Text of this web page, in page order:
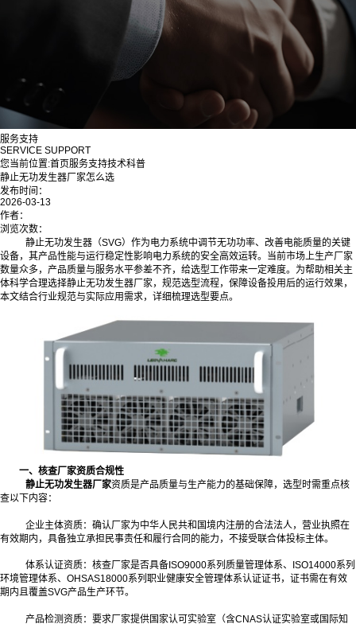
服务支持
SERVICE SUPPORT
您当前位置:首页服务支持技术科普
静止无功发生器厂家怎么选
发布时间：
2026-03-13
作者：
浏览次数：
静止无功发生器（SVG）作为电力系统中调节无功功率、改善电能质量的关键
设备，其产品性能与运行稳定性影响电力系统的安全高效运转。当前市场上生产厂家
数量众多，产品质量与服务水平参差不齐，给选型工作带来一定难度。为帮助相关主
体科学合理选择静止无功发生器厂家，规范选型流程，保障设备投用后的运行效果，
本文结合行业规范与实际应用需求，详细梳理选型要点。
一、核查厂家资质合规性
静止无功发生器厂家资质是产品质量与生产能力的基础保障，选型时需重点核
查以下内容：
企业主体资质：确认厂家为中华人民共和国境内注册的合法法人，营业执照在
有效期内，具备独立承担民事责任和履行合同的能力，不接受联合体投标主体。
体系认证资质：核查厂家是否具备ISO9000系列质量管理体系、ISO14000系列
环境管理体系、OHSAS18000系列职业健康安全管理体系认证证书，证书需在有效
期内且覆盖SVG产品生产环节。
产品检测资质：要求厂家提供国家认可实验室（含CNAS认证实验室或国际知